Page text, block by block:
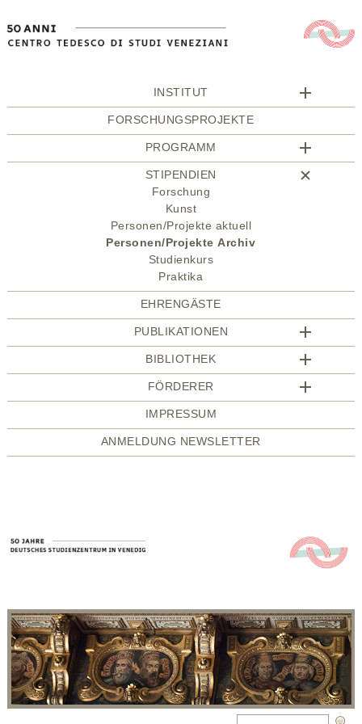
INSTITUT
FORSCHUNGSPROJEKTE
PROGRAMM
STIPENDIEN
Forschung
Kunst
Personen/Projekte aktuell
Personen/Projekte Archiv
Studienkurs
Praktika
EHRENGÄSTE
PUBLIKATIONEN
BIBLIOTHEK
FÖRDERER
IMPRESSUM
ANMELDUNG NEWSLETTER